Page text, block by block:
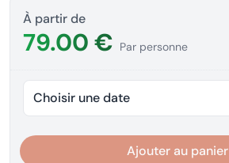
À partir de
79.00 € Par personne
Choisir une date
Ajouter au panier